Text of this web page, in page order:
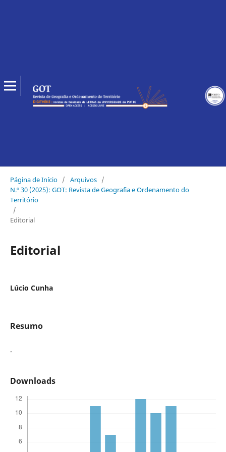
Página de Início / Arquivos /
N.º 30 (2025): GOT: Revista de Geografia e Ordenamento do
Território
/
Editorial
Editorial
Lúcio Cunha
Resumo
.
Downloads